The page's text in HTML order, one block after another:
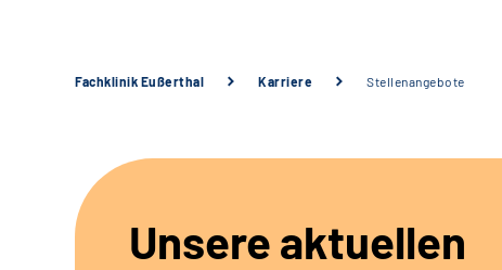
Fachklinik Eußerthal Karriere Stellenangebote
Unsere aktuellen